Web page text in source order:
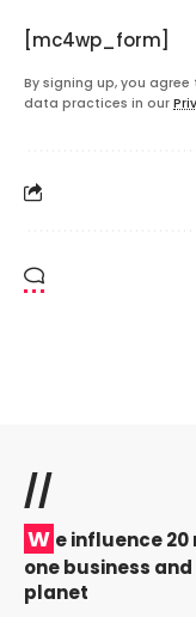
[mc4wp_form]
By signing up, you agree
data practices in our
//
W e influence
one business
planet